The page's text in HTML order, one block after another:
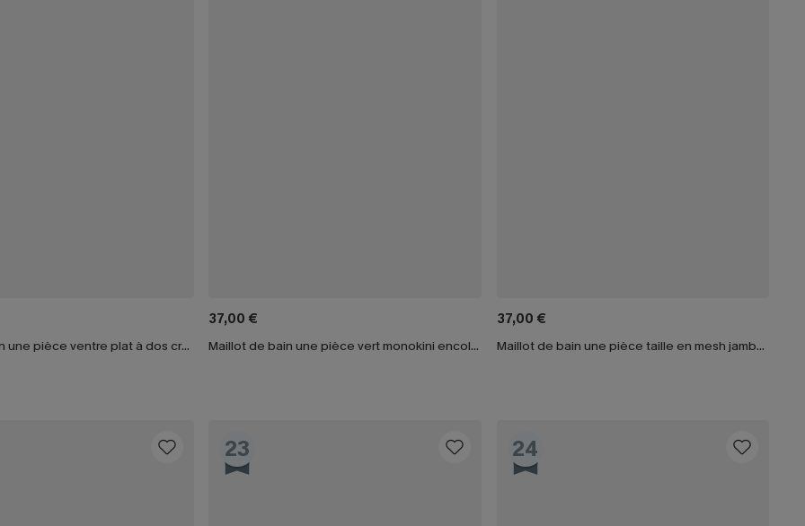
Maillot de bain une pièce ventre plat à dos croisé
37,00 €
Maillot de bain une pièce vert monokini encolure ronde
37,00 €
Maillot de bain une pièce taille en mesh jambe standard
23 24